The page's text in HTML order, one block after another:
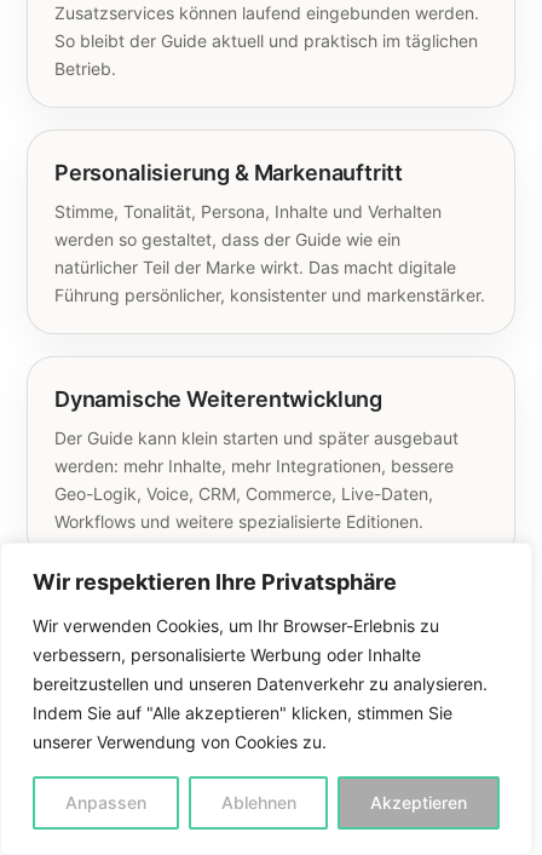
Wir respektieren Ihre Privatsphäre
Wir verwenden Cookies, um Ihr Browser-Erlebnis zu
verbessern, personalisierte Werbung oder Inhalte
bereitzustellen und unseren Datenverkehr zu analysieren.
Indem Sie auf "Alle akzeptieren" klicken, stimmen Sie
unserer Verwendung von Cookies zu.
Anpassen Ablehnen Akzeptieren
Zusatzservices können laufend eingebunden werden.
So bleibt der Guide aktuell und praktisch im täglichen
Betrieb.
Personalisierung & Markenauftritt
Stimme, Tonalität, Persona, Inhalte und Verhalten
werden so gestaltet, dass der Guide wie ein
natürlicher Teil der Marke wirkt. Das macht digitale
Führung persönlicher, konsistenter und markenstärker.
Dynamische Weiterentwicklung
Der Guide kann klein starten und später ausgebaut
werden: mehr Inhalte, mehr Integrationen, bessere
Geo-Logik, Voice, CRM, Commerce, Live-Daten,
Workflows und weitere spezialisierte Editionen.
ANWENDUNGSBEISPIELE · EINSATZLOGIK · REALE
SZENARIEN
Unzählige Möglichkeiten
Der Guide ist kein abstrakter Chatbot, sondern ein